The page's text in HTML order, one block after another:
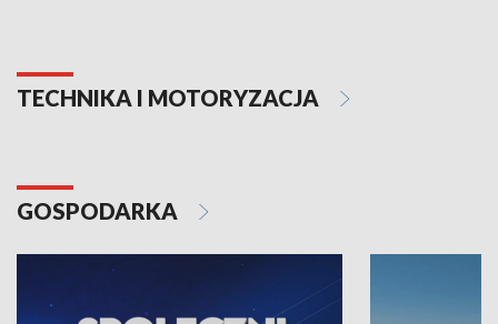
TECHNIKA I MOTORYZACJA
GOSPODARKA